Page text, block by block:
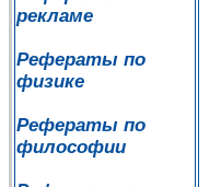
рекламе
Рефераты по
физике
Рефераты по
философии